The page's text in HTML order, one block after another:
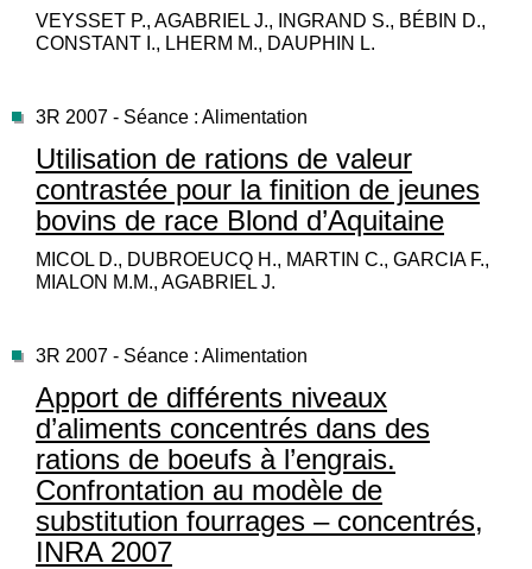
VEYSSET P., AGABRIEL J., INGRAND S., BÉBIN D.,
CONSTANT I., LHERM M., DAUPHIN L.
3R 2007 - Séance : Alimentation
Utilisation de rations de valeur
contrastée pour la finition de jeunes
bovins de race Blond d’Aquitaine
MICOL D., DUBROEUCQ H., MARTIN C., GARCIA F.,
MIALON M.M., AGABRIEL J.
3R 2007 - Séance : Alimentation
Apport de différents niveaux
d’aliments concentrés dans des
rations de boeufs à l’engrais.
Confrontation au modèle de
substitution fourrages – concentrés,
INRA 2007